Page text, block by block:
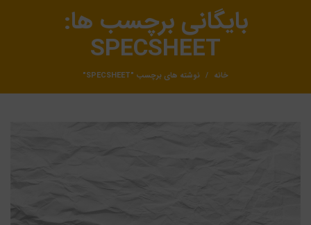
بایگانی برچسب ها:
SPECSHEET
خانه نوشته های برچسب "SPECSHEET"